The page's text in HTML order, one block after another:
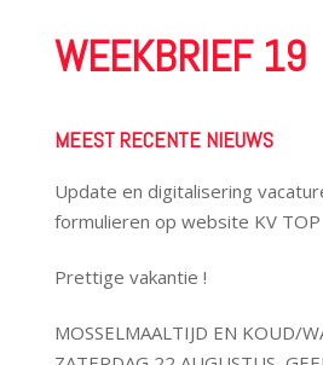
WEEKBRIEF 19
MEEST RECENTE NIEUWS
Update en digitalisering
formulieren op website KV TOP
Prettige vakantie !
MOSSELMAALTIJD EN KOUD/